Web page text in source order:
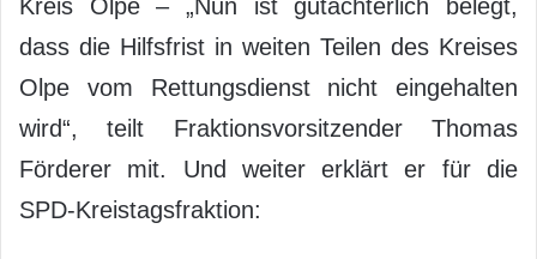
Kreis Olpe – „Nun ist gutachterlich belegt,
dass die Hilfsfrist in weiten Teilen des Kreises
Olpe vom Rettungsdienst nicht eingehalten
wird“, teilt Fraktionsvorsitzender Thomas
Förderer mit. Und weiter erklärt er für die
SPD-Kreistagsfraktion: